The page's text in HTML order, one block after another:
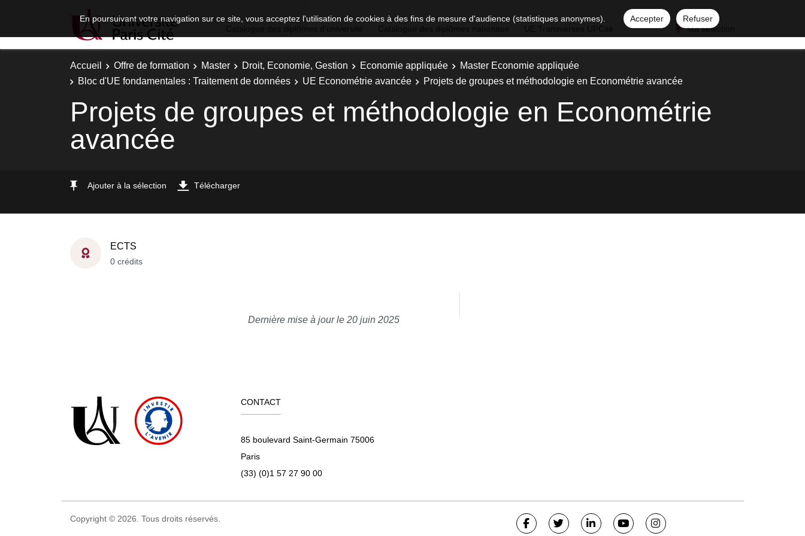
En poursuivant votre navigation sur ce site, vous acceptez l'utilisation de cookies à des fins de mesure d'audience (statistiques anonymes). Accepter
Refuser
Ma sélection
Accueil Offre de formation Master Droit, Economie, Gestion Economie appliquée
Master Economie appliquée
Bloc d'UE fondamentales : Traitement de données
UE Econométrie avancée Projets de groupes et méthodologie en Econométrie avancée
Projets de groupes et méthodologie en Econométrie
avancée
Ajouter à la sélection Télécharger
ECTS
0 crédits
Dernière mise à jour le 20 juin 2025
CONTACT
85 boulevard Saint-Germain 75006
Paris
(33) (0)1 57 27 90 00
Copyright © 2026. Tous droits réservés.